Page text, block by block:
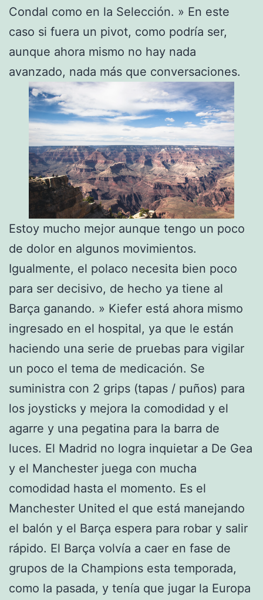
Condal como en la Selección. » En este
caso si fuera un pivot, como podría ser,
aunque ahora mismo no hay nada
avanzado, nada más que conversaciones.
Estoy mucho mejor aunque tengo un poco
de dolor en algunos movimientos.
Igualmente, el polaco necesita bien poco
para ser decisivo, de hecho ya tiene al
Barça ganando. » Kiefer está ahora mismo
ingresado en el hospital, ya que le están
haciendo una serie de pruebas para vigilar
un poco el tema de medicación. Se
suministra con 2 grips (tapas / puños) para
los joysticks y mejora la comodidad y el
agarre y una pegatina para la barra de
luces. El Madrid no logra inquietar a De Gea
y el Manchester juega con mucha
comodidad hasta el momento. Es el
Manchester United el que está manejando
el balón y el Barça espera para robar y salir
rápido. El Barça volvía a caer en fase de
grupos de la Champions esta temporada,
como la pasada, y tenía que jugar la Europa